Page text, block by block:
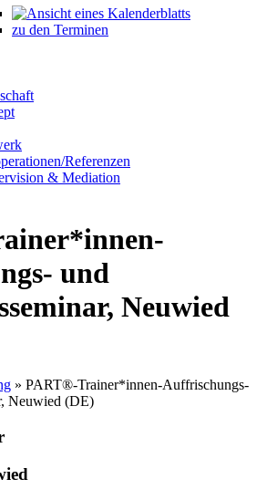
zu den Terminen
Referenzen
& Mediation
und
Neuwied
» PART®-Trainer*innen-Auffrischungs-
Neuwied (DE)